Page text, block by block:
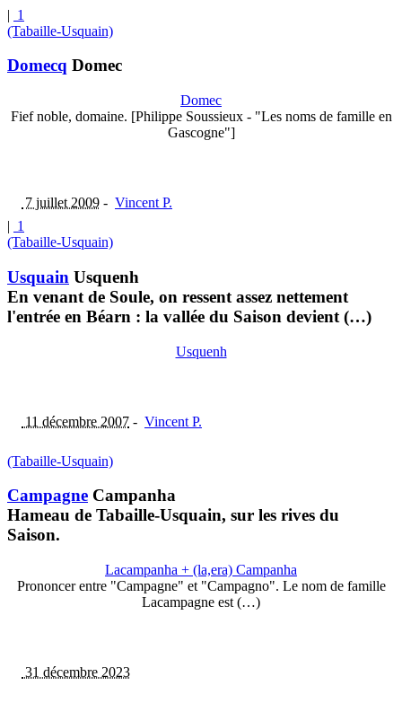
| 1
(Tabaille-Usquain)
Domecq Domec
Domec
Fief noble, domaine. [Philippe Soussieux - "Les noms de famille en
Gascogne"]
7 juillet 2009 - Vincent P.
| 1
(Tabaille-Usquain)
Usquain Usquenh
En venant de Soule, on ressent assez nettement
l'entrée en Béarn : la vallée du Saison devient (…)
Usquenh
11 décembre 2007 - Vincent P.
(Tabaille-Usquain)
Campagne Campanha
Hameau de Tabaille-Usquain, sur les rives du
Saison.
Lacampanha + (la,era) Campanha
Prononcer entre "Campagne" et "Campagno". Le nom de famille
Lacampagne est (…)
31 décembre 2023